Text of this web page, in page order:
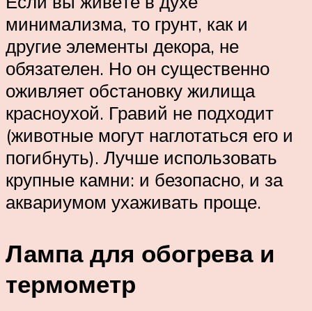
минимализма, то грунт, как и
другие элементы декора, не
обязателен. Но он существенно
оживляет обстановку жилища
красноухой. Гравий не подходит
(животные могут наглотаться его и
погибнуть). Лучше использовать
крупные камни: и безопасно, и за
аквариумом ухаживать проще.
Лампа для обогрева и
термометр